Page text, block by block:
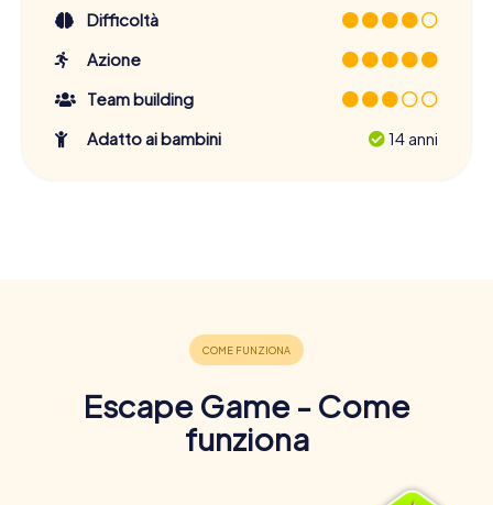
Difficoltà
Azione
Team building
Adatto ai bambini
14 anni
Escape Game - Come
funziona